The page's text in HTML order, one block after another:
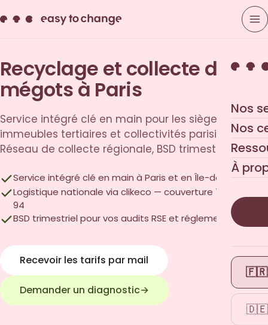
Nos
Nos
À
🇫🇷
🇩🇪
Recyclage et collecte des
mégots à Paris
Service intégré clé en main pour les sièges sociaux,
immeubles tertiaires et collectivités parisiennes.
Réseau de collecte régionale, BSD trimestriel inclus.
Service intégré clé en main à Paris et en Île-de-France
Logistique nationale via clikeco — couverture 75, 92, 93,
94
BSD trimestriel pour vos audits RSE et réglementaires
Recevoir les tarifs par mail
Demander un diagnostic→